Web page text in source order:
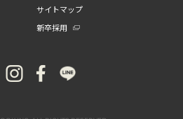
サイトマップ
新卒採用